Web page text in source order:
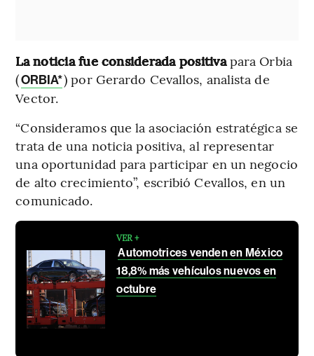
La noticia fue considerada positivapara Orbia
(ORBIA*) por Gerardo Cevallos, analista de
Vector.
“Consideramos que la asociación estratégica se
trata de una noticia positiva, al representar
una oportunidad para participar en un negocio
de alto crecimiento”, escribió Cevallos, en un
comunicado.
VER +
Automotrices venden en México
18,8% más vehículos nuevos en
octubre